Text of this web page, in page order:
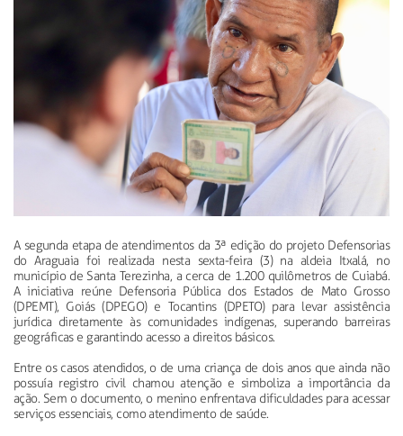
A segunda etapa de atendimentos da 3ª edição do projeto Defensorias
do Araguaia foi realizada nesta sexta-feira (3) na aldeia Itxalá, no
município de Santa Terezinha, a cerca de 1.200 quilômetros de Cuiabá.
A iniciativa reúne Defensoria Pública dos Estados de Mato Grosso
(DPEMT), Goiás (DPEGO) e Tocantins (DPETO) para levar assistência
jurídica diretamente às comunidades indígenas, superando barreiras
geográficas e garantindo acesso a direitos básicos.
Entre os casos atendidos, o de uma criança de dois anos que ainda não
possuía registro civil chamou atenção e simboliza a importância da
ação. Sem o documento, o menino enfrentava dificuldades para acessar
serviços essenciais, como atendimento de saúde.